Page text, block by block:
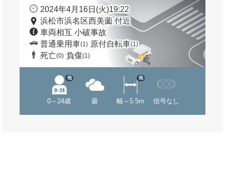
2024年4月16日(火)19:22
浜松市浜名区西美薗 付近
車両相互 小破事故
普通乗用車(1) 原付自転車(1)
死亡(0) 負傷(1)
0～24歳
他
曇 幅～5.5m
他
信号なし